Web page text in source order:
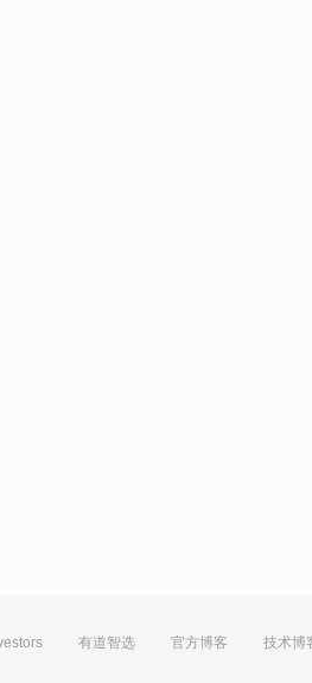
有道智选 官方博客 技术博